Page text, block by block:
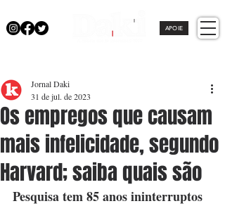
APOIE
Os empregos que causam
mais infelicidade, segundo
Harvard; saiba quais são
Jornal Daki
31 de jul. de 2023
Pesquisa tem 85 anos ininterruptos